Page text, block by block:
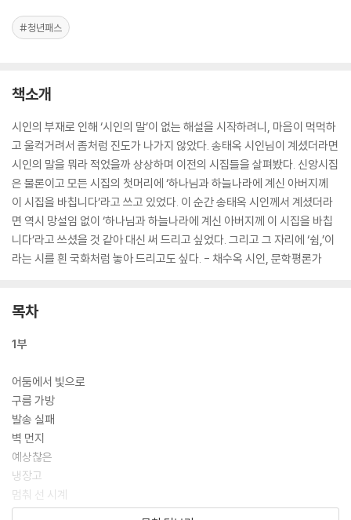
#청년패스
책소개
시인의 부재로 인해 ‘시인의 말’이 없는 해설을 시작하려니, 마음이 먹먹하
고 울컥거려서 좀처럼 진도가 나가지 않았다. 송태옥 시인님이 계셨더라면
시인의 말을 뭐라 적었을까 상상하며 이전의 시집들을 살펴봤다. 신앙시집
은 물론이고 모든 시집의 첫머리에 ‘하나님과 하늘나라에 계신 아버지께
이 시집을 바칩니다’라고 쓰고 있었다. 이 순간 송태옥 시인께서 계셨더라
면 역시 망설임 없이 ‘하나님과 하늘나라에 계신 아버지께 이 시집을 바칩
니다’라고 쓰셨을 것 같아 대신 써 드리고 싶었다. 그리고 그 자리에 ‘쉼,’이
라는 시를 흰 국화처럼 놓아 드리고도 싶다. - 채수옥 시인, 문학평론가
목차
1부
어둠에서 빛으로
구름 가방
발송 실패
벽 먼지
예상찮은
냉장고
멈춰 선 시계
선풍기